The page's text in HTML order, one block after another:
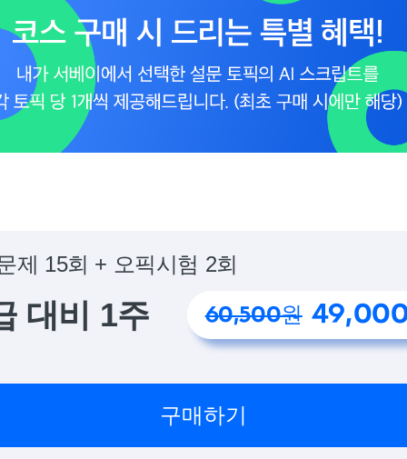
제 15회 + 오픽시험 2회
대비 1주 60,500원
구매하기